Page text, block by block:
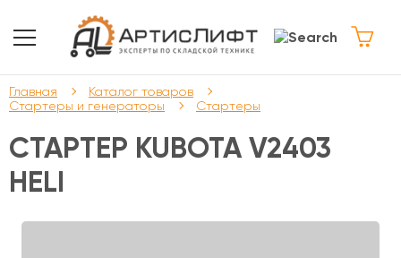
Главная
Каталог товаров
Стартеры и генераторы
Стартеры
СТАРТЕР KUBOTA V2403
HELI